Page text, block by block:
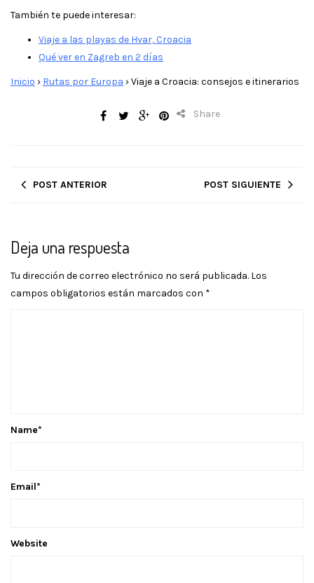
También te puede interesar:
Viaje a las playas de Hvar, Croacia
Qué ver en Zagreb en 2 días
Inicio › Rutas por Europa ›Viaje a Croacia: consejos e itinerarios
Share
POST ANTERIOR POST SIGUIENTE
Deja una respuesta
Tu dirección de correo electrónico no será publicada. Los
campos obligatorios están marcados con *
Name*
Email*
Website